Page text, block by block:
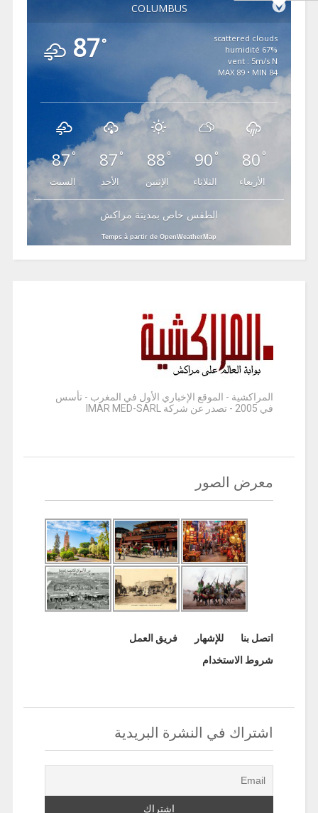
COLUMBUS
87°
scattered clouds
67% humidité
vent : 5m/s N
MAX 89 • MIN 84
87°
السبت
87 °
الأحد
88°
الإثنين
90 °
الثلاثاء
80 °
الأربعاء
الطقس خاص بمدينة مراكش
Temps à partir de OpenWeatherMap
المراكشية - الموقع الإخباري الأول في المغرب - تأسس
في 2005 - تصدر عن شركة IMAR MED-SARL
معرض الصور
اتصل بنا للإشهار
فريق العمل
شروط الاستخدام
اشتراك في النشرة البريدية